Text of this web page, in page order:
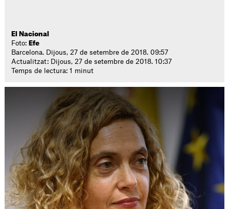
El Nacional
Foto: Efe
Barcelona. Dijous, 27 de setembre de 2018. 09:57
Actualitzat: Dijous, 27 de setembre de 2018. 10:37
Temps de lectura: 1 minut